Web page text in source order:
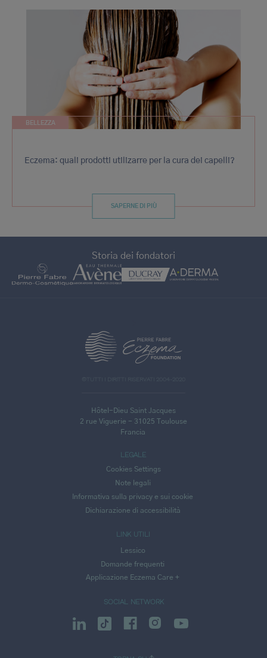
BELLEZZA
Eczema: quali prodotti utilizarre per la cura dei capelli?
SAPERNE DI PIÙ
Storia dei fondatori
©TUTTI I DIRITTI RISERVATI 2004-2020
Hôtel-Dieu Saint Jacques
2 rue Viguerie - 31025 Toulouse
Francia
LINK UTILI
Lessico
Domande frequenti
Applicazione Eczema Care +
LEGALE
Cookies Settings
Note legali
Informativa sulla privacy e sui cookie
Dichiarazione di accessibilità
SOCIAL NETWORK